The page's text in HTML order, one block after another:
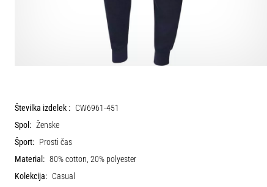
Številka izdelek : CW6961-451
Spol: Ženske
Šport: Prosti čas
Material: 80% cotton, 20% polyester
Kolekcija: Casual